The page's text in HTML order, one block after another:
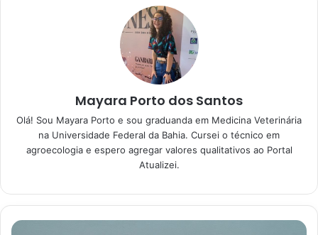
Espada de São Jorge; com essas dicas
incríveis, sua planta vai durar mais;
confira
16/04/2023
Segredos da jardinagem para
iniciantes: não deixe as suas
plantinhas morrerem
08/01/2023
Como cultivar a Palmeira-
Mayara Porto dos Santos
Olá! Sou Mayara Porto e sou graduanda em Medicina Veterinária
na Universidade Federal da Bahia. Cursei o técnico em
agroecologia e espero agregar valores qualitativos ao Portal
Atualizei.